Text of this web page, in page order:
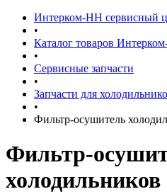
Интерком-НН сервисный
•
Каталог товаров
•
Сервисные запчасти
•
Запчасти для
•
Фильтр-осушитель
Фильтр-
холодильников